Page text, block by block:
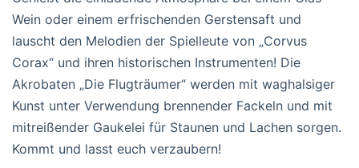
Wein oder einem erfrischenden Gerstensaft und
lauscht den Melodien der Spielleute von „Corvus
Corax“ und ihren historischen Instrumenten! Die
Akrobaten „Die Flugträumer“ werden mit waghalsiger
Kunst unter Verwendung brennender Fackeln und mit
mitreißender Gaukelei für Staunen und Lachen sorgen.
Kommt und lasst euch verzaubern!